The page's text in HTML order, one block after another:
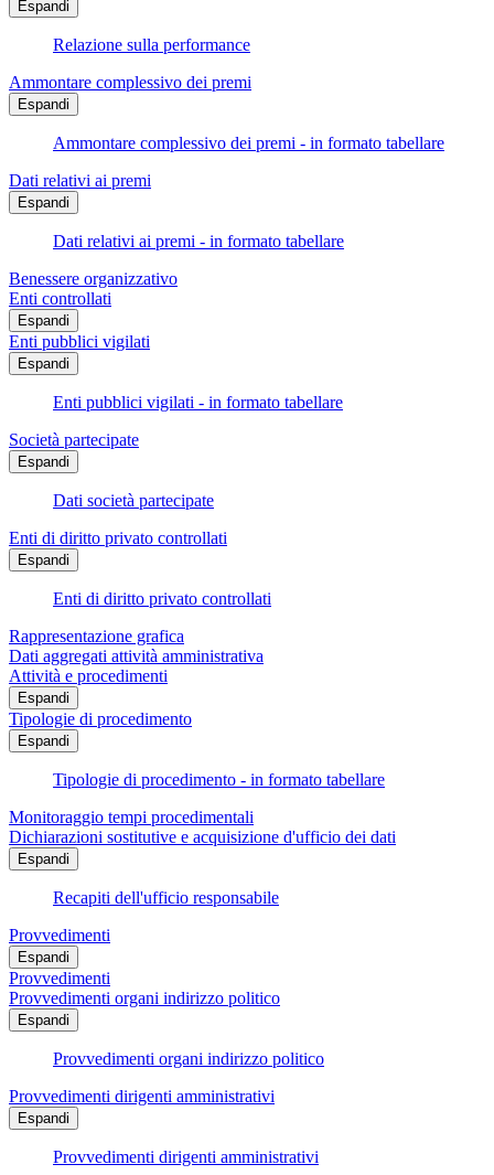
Espandi
Relazione sulla performance
Ammontare complessivo dei premi
Espandi
Ammontare complessivo dei premi - in formato tabellare
Dati relativi ai premi
Espandi
Dati relativi ai premi - in formato tabellare
Benessere organizzativo
Enti controllati
Espandi
Enti pubblici vigilati
Espandi
Enti pubblici vigilati - in formato tabellare
Società partecipate
Espandi
Dati società partecipate
Enti di diritto privato controllati
Espandi
Enti di diritto privato controllati
Rappresentazione grafica
Dati aggregati attività amministrativa
Attività e procedimenti
Espandi
Tipologie di procedimento
Espandi
Tipologie di procedimento - in formato tabellare
Monitoraggio tempi procedimentali
Dichiarazioni sostitutive e acquisizione d'ufficio dei dati
Espandi
Recapiti dell'ufficio responsabile
Provvedimenti
Espandi
Provvedimenti
Provvedimenti organi indirizzo politico
Espandi
Provvedimenti organi indirizzo politico
Provvedimenti dirigenti amministrativi
Espandi
Provvedimenti dirigenti amministrativi